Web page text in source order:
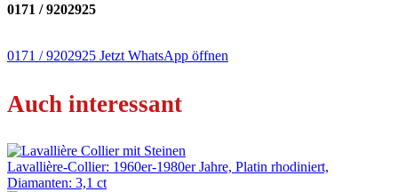
0171 / 9202925
0171 / 9202925 Jetzt WhatsApp öffnen
Auch interessant
Lavallière-Collier: 1960er-1980er Jahre, Platin rhodiniert,
Diamanten: 3,1 ct